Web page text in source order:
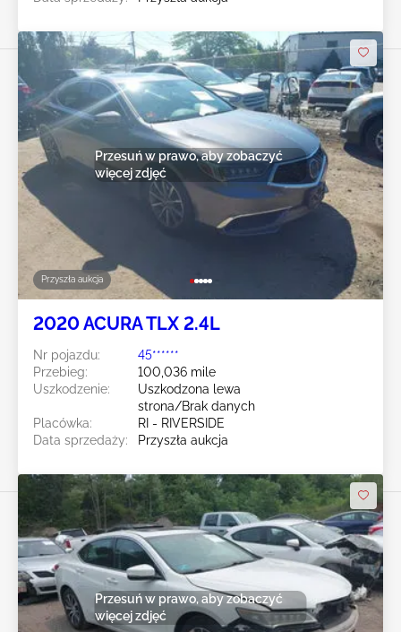
Przyszła aukcja
Przesuń w prawo, aby zobaczyć
więcej zdjęć
2020 ACURA TLX 2.4L
Nr pojazdu:
45******
Przebieg:
100,036 mile
Uszkodzenie:
Uszkodzona lewa
strona/Brak danych
Placówka:
RI - RIVERSIDE
Data sprzedaży:
Przyszła aukcja
Przesuń w prawo, aby zobaczyć
więcej zdjęć